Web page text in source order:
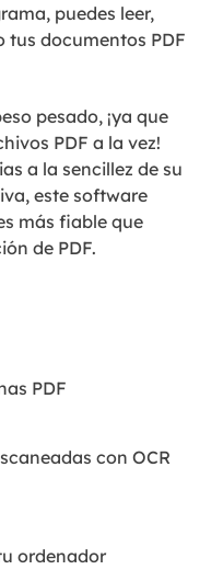
puedes leer,
tus documentos PDF
pesado, ¡ya que
PDF a la vez!
a la sencillez de su
este software
más fiable que
de PDF.
PDF
con OCR
ordenador